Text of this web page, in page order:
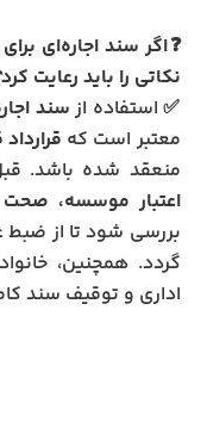
❓اگر سند اجاره‌ای
نکاتی را باید رعایت
✅ استفاده از سند
معتبر است که
منعقد شده باشد. قبل
اعتبار موسسه، صحت
بررسی شود تا از ضبط
گردد. همچنین،
اداری و توقیف سند